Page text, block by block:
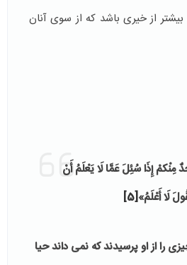
بیشتر از خیری باشد که از سوی آنان
مِنْکمْ إِذَا سُئِلَ عَمَّا لَا يَعْلَمُ أَنْ
لَا أَعْلَمُ»[5]
را از او پرسيدند که نمى داند حيا